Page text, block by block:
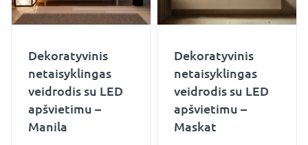
Dekoratyvinis
netaisyklingas
veidrodis su LED
apšvietimu –
Manila
Dekoratyvinis
netaisyklingas
veidrodis su LED
apšvietimu –
Maskat